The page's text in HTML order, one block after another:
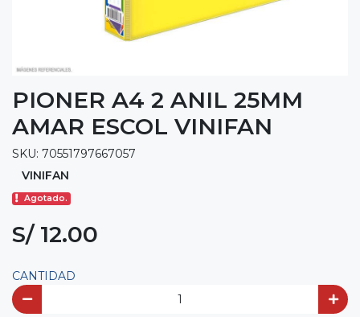
PIONER A4 2 ANIL 25MM
AMAR ESCOL VINIFAN
SKU: 70551797667057
VINIFAN
Agotado.
S/ 12.00
CANTIDAD